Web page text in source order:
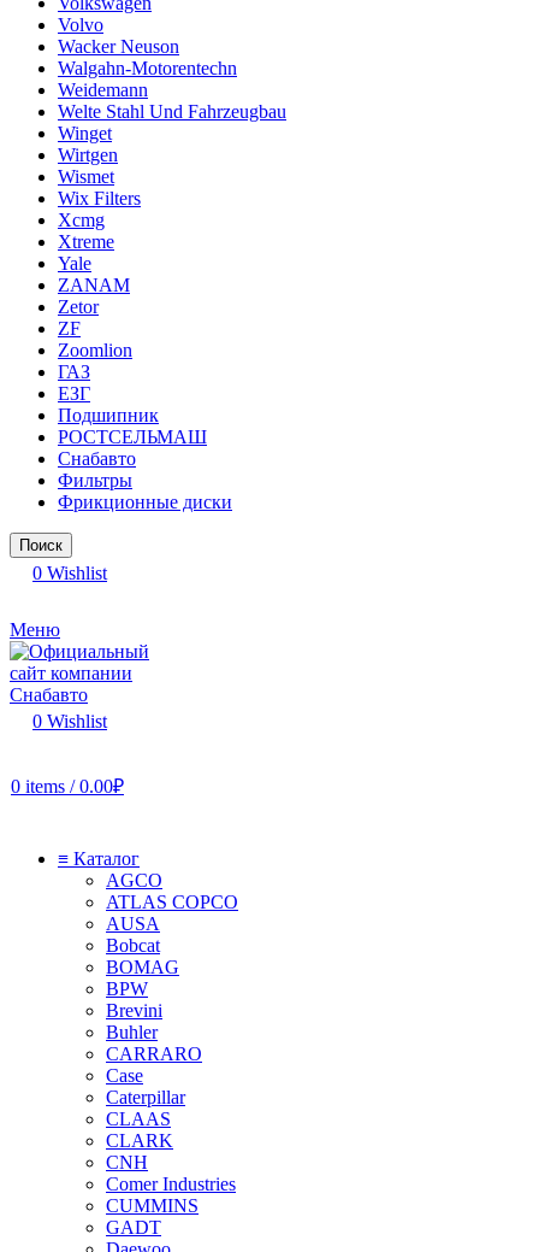
Volvo
Wacker Neuson
Walgahn-Motorentechn
Weidemann
Welte Stahl Und Fahrzeugbau
Winget
Wirtgen
Wismet
Wix Filters
Xcmg
Xtreme
Yale
ZANAM
Zetor
ZF
Zoomlion
ГАЗ
ЕЗГ
Подшипник
РОСТСЕЛЬМАШ
Снабавто
Фильтры
Фрикционные диски
Поиск
0 Wishlist
Меню
0 Wishlist
0 items / 0.00₽
≡ Каталог
AGCO
ATLAS COPCO
AUSA
Bobcat
BOMAG
BPW
Brevini
Buhler
CARRARO
Case
Caterpillar
CLAAS
CLARK
CNH
Comer Industries
CUMMINS
GADT